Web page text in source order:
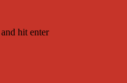
hit enter